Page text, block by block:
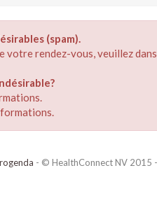
(spam).
votre rendez-vous, veuillez
- © HealthConnect NV 2015